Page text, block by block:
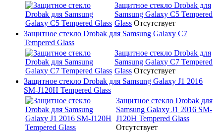
Защитное стекло Drobak для
Samsung Galaxy C5 Tempered
Glass Отсутствует
Защитное стекло Drobak для Samsung Galaxy C7
Tempered Glass
Защитное стекло Drobak для
Samsung Galaxy C7 Tempered
Glass Отсутствует
Защитное стекло Drobak для Samsung Galaxy J1 2016
SM-J120H Tempered Glass
Защитное стекло Drobak для
Samsung Galaxy J1 2016 SM-
J120H Tempered Glass
Отсутствует